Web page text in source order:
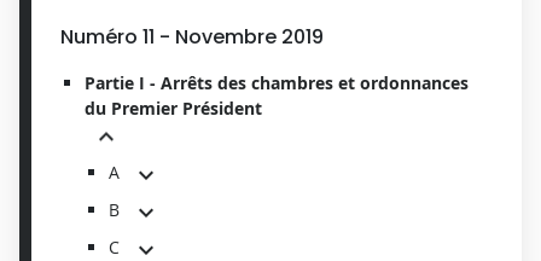
Numéro 11 - Novembre 2019
Partie I - Arrêts des chambres et ordonnances
du Premier Président
A
B
C